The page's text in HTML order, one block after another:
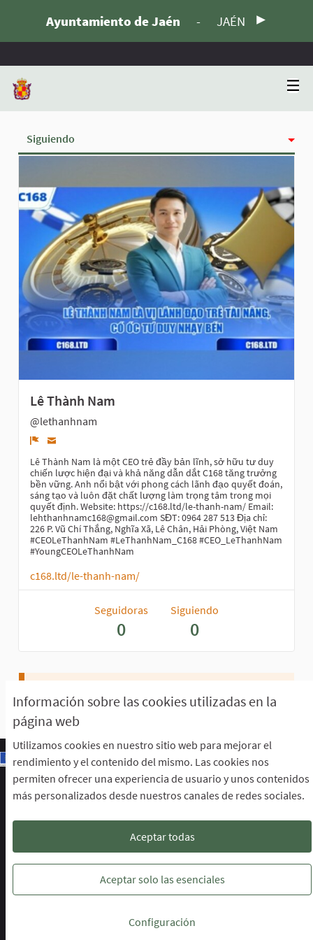
Información sobre las cookies utilizadas en la
página web
Utilizamos cookies en nuestro sitio web para mejorar el
rendimiento y el contenido del mismo. Las cookies nos
permiten ofrecer una experiencia de usuario y unos contenidos
más personalizados desde nuestros canales de redes sociales.
Aceptar todas
Aceptar solo las esenciales
Configuración
Ayuntamiento de Jaén - JAÉN
Insignias
Siguiendo
Seguidoras
Grupos
Lê Thành Nam
@lethanhnam
Denunciar
Lê Thành Nam là một CEO trẻ đầy bản lĩnh, sở hữu tư duy
chiến lược hiện đại và khả năng dẫn dắt C168 tăng trưởng
bền vững. Anh nổi bật với phong cách lãnh đạo quyết đoán,
sáng tạo và luôn đặt chất lượng làm trọng tâm trong mọi
quyết định. Website: https://c168.ltd/le-thanh-nam/ Email:
lehthanhnamc168@gmail.com SĐT: 0964 287 513 Địa chỉ:
226 P. Vũ Chí Thắng, Nghĩa Xã, Lê Chân, Hải Phòng, Việt Nam
#CEOLeThanhNam #LeThanhNam_C168 #CEO_LeThanhNam
#YoungCEOLeThanhNam
c168.ltd/le-thanh-nam/
Seguidoras
0
Siguiendo
0
Escuela de Participación Ciudadana
Área de Participación Ciudadana
Descargar ficheros de datos abiertos
Configuración de cookies
Escuela de Participación Ciudadana en
Escuela de Participación
Escuela de Participación